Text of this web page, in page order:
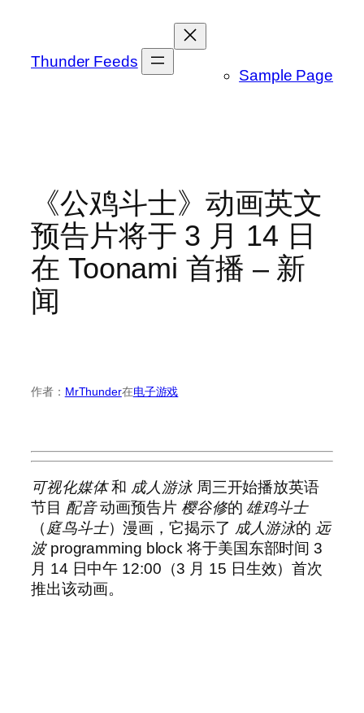
Thunder Feeds
Sample Page
《公鸡斗士》动画英文
预告片将于 3 月 14 日
在 Toonami 首播 – 新
闻
作者： MrThunder在电子游戏
可视化媒体和 成人游泳周三开始播放英语
节目 配音动画预告片 樱谷修的雄鸡斗士
（庭鸟斗士）漫画，它揭示了 成人游泳的 远
波programming block 将于美国东部时间 3
月 14 日中午 12:00（3 月 15 日生效）首次
推出该动画。